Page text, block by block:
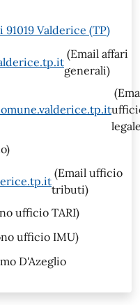
Valderice (TP)
(Email affari
generali)
(Email ufficio
tributi)
ufficio TARI)
ufficio IMU)
D'Azeglio